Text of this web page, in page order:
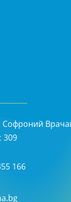
Софроний
309
166